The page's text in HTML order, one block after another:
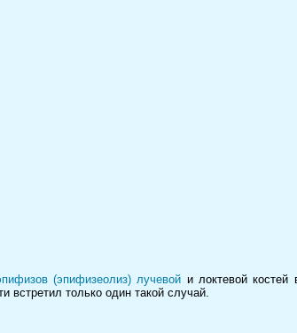
(эпифизеолиз) лучевой и локтевой костей
встретил только один такой случай.